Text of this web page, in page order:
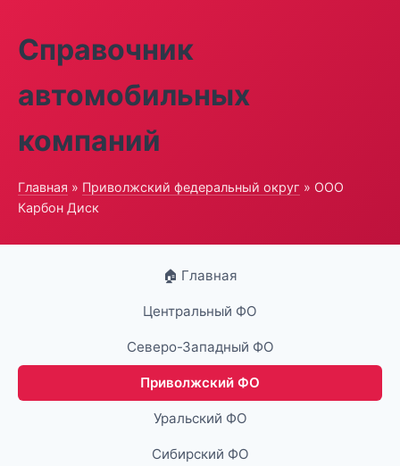
Справочник
автомобильных
компаний
Главная » Приволжский федеральный округ » ООО
Карбон Диск
🏠 Главная
Центральный ФО
Северо-Западный ФО
Приволжский ФО
Уральский ФО
Сибирский ФО